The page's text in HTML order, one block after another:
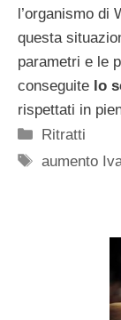
l’organismo di
questa
parametri e le
conseguite lo
rispettati in
Categorie
Ritratti
Tag
aumento